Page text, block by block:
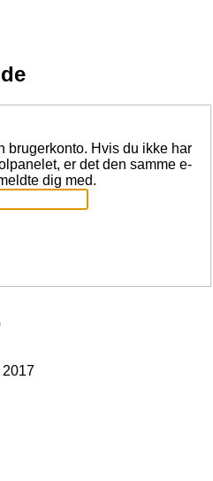
brugerkonto. Hvis du ikke har
er det den samme e-
dig med.
2017